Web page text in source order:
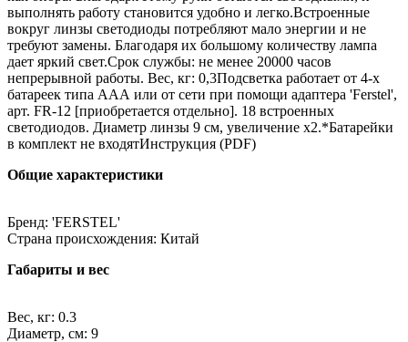
выполнять работу становится удобно и легко.Встроенные
вокруг линзы светодиоды потребляют мало энергии и не
требуют замены. Благодаря их большому количеству лампа
дает яркий свет.Срок службы: не менее 20000 часов
непрерывной работы. Вес, кг: 0,3Подсветка работает от 4-х
батареек типа ААА или от сети при помощи адаптера 'Ferstel',
арт. FR-12 [приобретается отдельно]. 18 встроенных
светодиодов. Диаметр линзы 9 см, увеличение х2.*Батарейки
в комплект не входятИнструкция (PDF)
Общие характеристики
Бренд: 'FERSTEL'
Страна происхождения: Китай
Габариты и вес
Вес, кг: 0.3
Диаметр, см: 9